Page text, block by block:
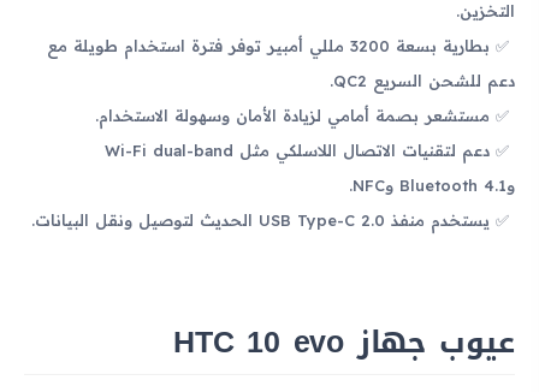
التخزين.
بطارية بسعة 3200 مللي أمبير توفر فترة استخدام طويلة مع
دعم للشحن السريع QC2.
مستشعر بصمة أمامي لزيادة الأمان وسهولة الاستخدام.
دعم لتقنيات الاتصال اللاسلكي مثل Wi-Fi dual-band
وBluetooth 4.1 وNFC.
يستخدم منفذ USB Type-C 2.0 الحديث لتوصيل ونقل البيانات.
عيوب جهاز HTC 10 evo